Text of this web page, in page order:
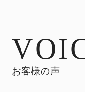
お客様の声